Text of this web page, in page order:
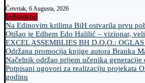
Četvrtak, 6 Augusta, 2026
Izdvojeno
Na Edinovim krilima BiH ostvarila prvu
Otišao je Edhem Edo Halilić – vizionar,
EXCEL ASSEMBLIES BH D.O.O.:
Održana promocija knjige autora Branka
Načelnik održao prijem učenika
Potpisani ugovori za realizaciju projekata
godinu